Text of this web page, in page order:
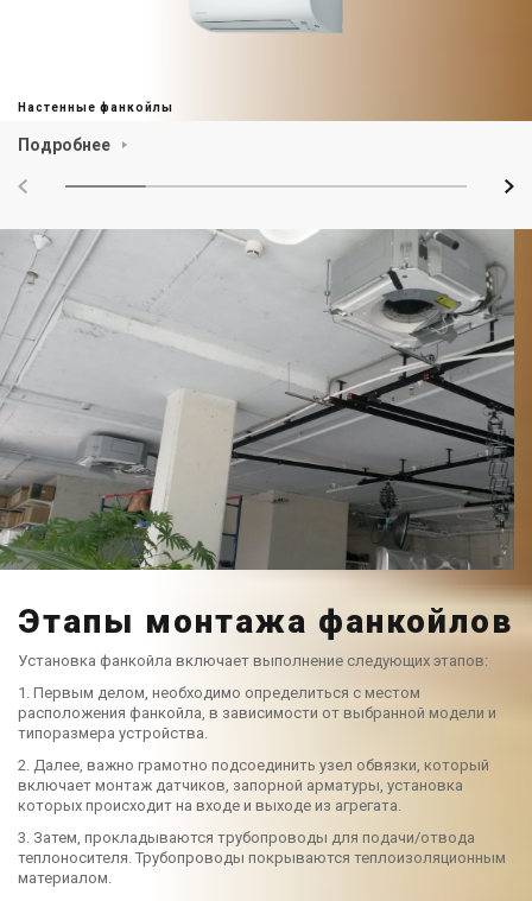
Настенные фанкойлы
Подробнее
Этапы монтажа фанкойлов
Установка фанкойла включает выполнение следующих этапов:
1. Первым делом, необходимо определиться с местом
расположения фанкойла, в зависимости от выбранной модели и
типоразмера устройства.
2. Далее, важно грамотно подсоединить узел обвязки, который
включает монтаж датчиков, запорной арматуры, установка
которых происходит на входе и выходе из агрегата.
3. Затем, прокладываются трубопроводы для подачи/отвода
теплоносителя. Трубопроводы покрываются теплоизоляционным
материалом.